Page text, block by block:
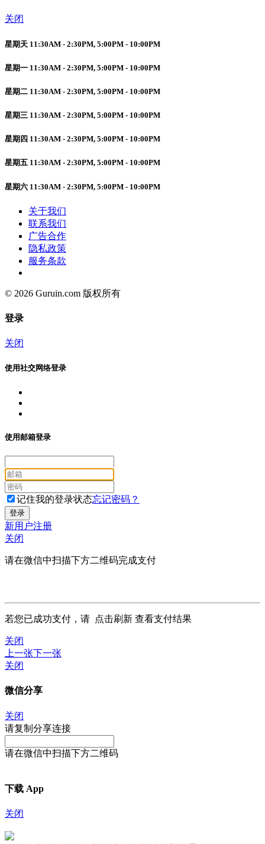
关闭
星期天 11:30AM - 2:30PM, 5:00PM - 10:00PM
星期一 11:30AM - 2:30PM, 5:00PM - 10:00PM
星期二 11:30AM - 2:30PM, 5:00PM - 10:00PM
星期三 11:30AM - 2:30PM, 5:00PM - 10:00PM
星期四 11:30AM - 2:30PM, 5:00PM - 10:00PM
星期五 11:30AM - 2:30PM, 5:00PM - 10:00PM
星期六 11:30AM - 2:30PM, 5:00PM - 10:00PM
关于我们
联系我们
广告合作
隐私政策
服务条款
© 2026 Guruin.com 版权所有
登录
关闭
使用社交网络登录
使用邮箱登录
记住我的登录状态忘记密码？
新用户注册
关闭
请在微信中扫描下方二维码完成支付
若您已成功支付，请 点击刷新 查看支付结果
关闭
上一张下一张
关闭
微信分享
关闭
请复制分享连接
请在微信中扫描下方二维码
下载 App
关闭